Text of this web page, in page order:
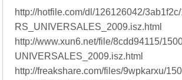
http://hotfile.com/dl/126126042/
RS_UNIVERSALES_2009.isz.html
http://www.xun6.net/file/8cdd94115/
UNIVERSALES_2009.isz.html
http://freakshare.com/files/9wpkarxu/